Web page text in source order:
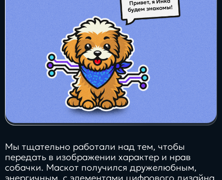
Мы тщательно работали над тем, чтобы
передать в изображении характер и нрав
собачки. Маскот получился дружелюбным,
энергичным, с элементами цифрового дизайна